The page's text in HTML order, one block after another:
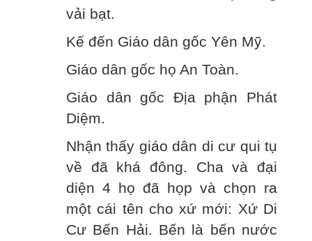
vải bạt.
Kế đến Giáo dân gốc Yên Mỹ.
Giáo dân gốc họ An Toàn.
Giáo dân gốc Địa phận Phát
Diệm.
Nhận thấy giáo dân di cư qui tụ
về đã khá đông. Cha và đại
diện 4 họ đã họp và chọn ra
một cái tên cho xứ mới: Xứ Di
Cư Bến Hải. Bến là bến nước